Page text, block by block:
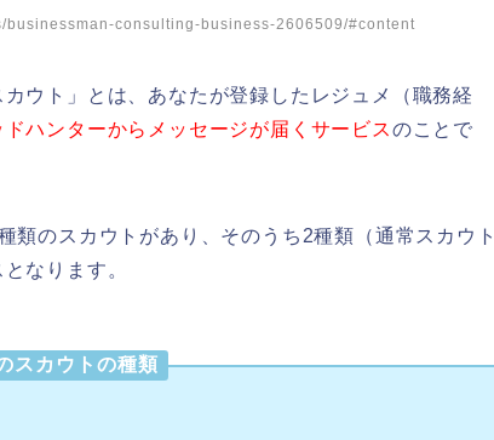
businessman-consulting-business-2606509/#content
ウト」とは、あなたが登録したレジュメ（職務経
ハンターからメッセージが届くサービスのことで
類のスカウトがあり、そのうち2種類（通常スカウト
なります。
スカウトの種類